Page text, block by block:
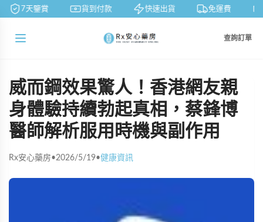
7天鑒賞 貨到付款 快速出貨 免運費
查詢訂單
威而鋼效果驚人！香港網友親
身體驗持續勃起真相，蔡鋒博
醫師解析服用時機與副作用
Rx安心藥房•2026/5/19•健康資訊